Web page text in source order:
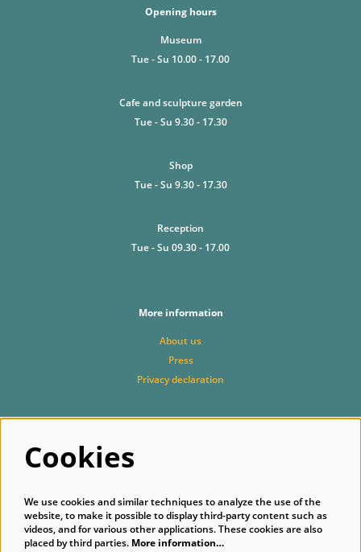
Opening hours
Museum
Tue - Su 10.00 - 17.00
Cafe and sculpture garden
Tue - Su 9.30 - 17.30
Shop
Tue - Su 9.30 - 17.30
Reception
Tue - Su 09.30 - 17.00
More information
About us
Press
Privacy declaration
Cookies
We use cookies and similar techniques to analyze the use of the
website, to make it possible to display third-party content such as
videos, and for various other applications. These cookies are also
placed by third parties. More information…